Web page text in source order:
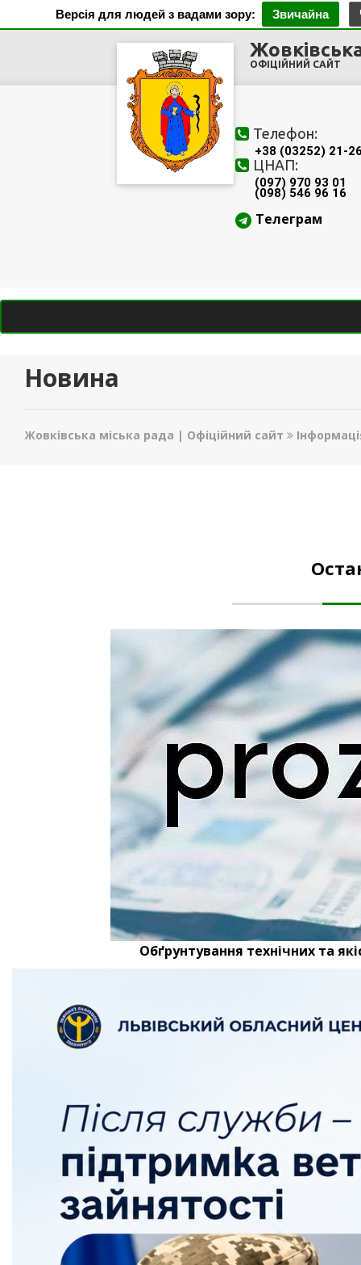
Версія для людей з вадами зору: Звичайна
ОФІЦІЙНИЙ САЙТ
Телефон:
+38 (03252) 21-
ЦНАП:
(097) 970 93 01
(098) 546 96 16
Телеграм
Новина
Жовківська міська рада | Офіційний сайт
Обґрунтування технічних та